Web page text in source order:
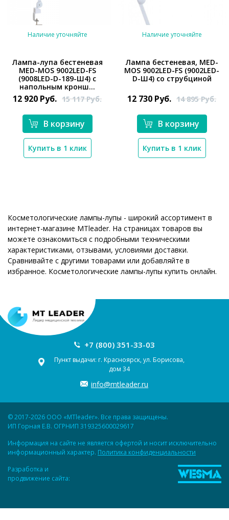
*}
Наличие уточняйте
Лампа-лупа бестеневая
MED-MOS 9002LED-FS
(9008LED-D-189-Ш4) с
напольным кронш...
12 920 Руб. 15 117Руб.
В корзину
Купить в 1 клик
*}
Наличие уточняйте
Лампа бестеневая, MED-
MOS 9002LED-FS (9002LED-
D-Ш4) со струбциной
12 730 Руб. 14 895Руб.
В корзину
Купить в 1 клик
Косметологические лампы-лупы - широкий ассортимент в
интернет-магазине MTleader. На страницах товаров вы
можете ознакомиться с подробными техническими
характеристиками, отзывами, условиями доставки.
Сравнивайте с другими товарами или добавляйте в
избранное. Косметологические лампы-лупы купить онлайн.
+7 (800) 351-33-03
Пункт выдачи: г. Красноярск, ул. Борисова,
дом 34
info@mtleader.ru
© 2017-2026 ООО «MTleader». Все права защищены.
ИП Горная Е.В. ОГРНИП 319325600029617
Информация на сайте не является офертой и носит исключительно
информационный характер. Политика конфиденциальности
Разработка и
продвижение сайта: